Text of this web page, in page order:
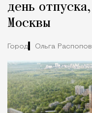
день
Москвы
Город Ольга